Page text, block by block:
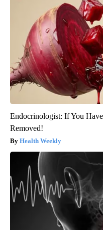
Endocrinologist: If You
Removed!
Health Weekly